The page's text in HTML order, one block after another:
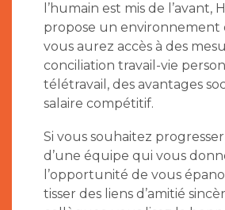
l’humain est mis de l’avant,
propose un environnement
vous aurez accès à des
conciliation travail-vie
télétravail, des avantages
salaire compétitif.
Si vous souhaitez
d’une équipe qui vous
l’opportunité de vous
tisser des liens d’amitié